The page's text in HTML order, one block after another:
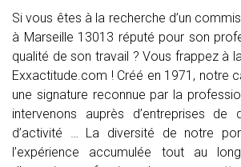
Si vous êtes à la recherche d’un
à Marseille 13013 réputé pour son
qualité de son travail ? Vous frappez à
Exxactitude.com ! Créé en 1971, notre
une signature reconnue par la
intervenons auprès d’entreprises de
d’activité … La diversité de notre
l’expérience accumulée tout au